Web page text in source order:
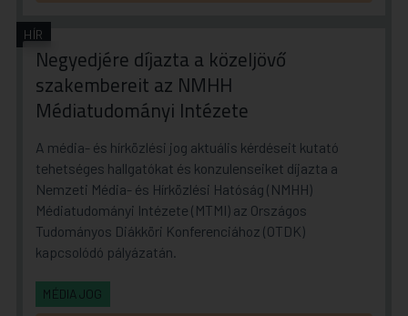
HÍR
Negyedjére díjazta a közeljövő
szakembereit az NMHH
Médiatudományi Intézete
A média- és hírközlési jog aktuális kérdéseit kutató
tehetséges hallgatókat és konzulenseiket díjazta a
Nemzeti Média- és Hírközlési Hatóság (NMHH)
Médiatudományi Intézete (MTMI) az Országos
Tudományos Diákköri Konferenciához (OTDK)
kapcsolódó pályázatán.
MÉDIAJOG